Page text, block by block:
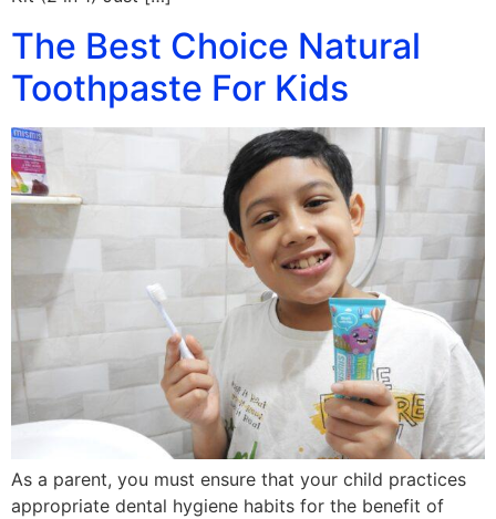
The Best Choice Natural
Toothpaste For Kids
As a parent, you must ensure that your child practices
appropriate dental hygiene habits for the benefit of